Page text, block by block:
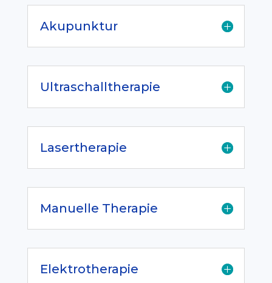
Akupunktur
Ultraschalltherapie
Lasertherapie
Manuelle Therapie
Elektrotherapie